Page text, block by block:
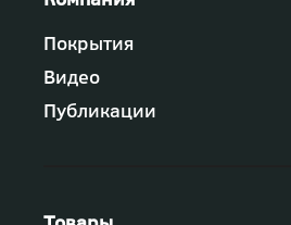
Футер
-
меню
"Компания"
Покрытия
Видео
Публикации